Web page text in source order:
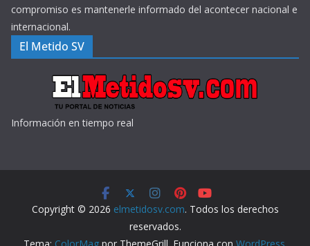
compromiso es mantenerle informado del acontecer nacional e
internacional.
El Metido SV
Información en tiempo real
Copyright © 2026 elmetidosv.com. Todos los derechos
reservados.